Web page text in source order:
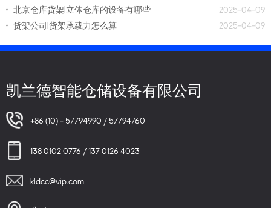
北京仓库货架|立体仓库的设备有哪些
2025-04-09
货架公司|货架承载力怎么算
2025-04-09
凯兰德智能仓储设备有限公司
+86 (10) - 57794990 / 57794760
138 0102 0776 / 137 0126 4023
kldcc@vip.com